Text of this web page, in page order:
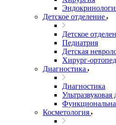
Детское отделение
Детское
Педиатрия
Детская
Хирург-ортопед
Диагностика
Диагностика
Ультразвуковая
Косметология